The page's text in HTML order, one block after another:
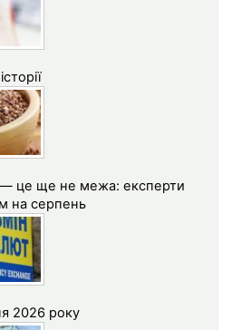
— це ще не межа: експерти
на серпень
2026 року